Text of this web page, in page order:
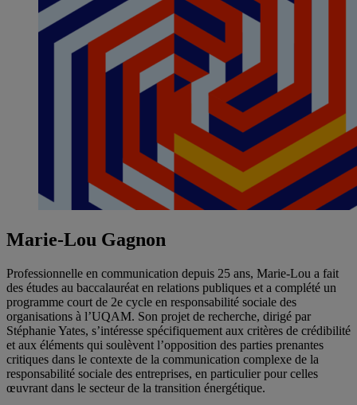
Marie-Lou Gagnon
Professionnelle en communication depuis 25 ans, Marie-Lou a fait
des études au baccalauréat en relations publiques et a complété un
programme court de 2e cycle en responsabilité sociale des
organisations à l’UQAM. Son projet de recherche, dirigé par
Stéphanie Yates, s’intéresse spécifiquement aux critères de crédibilité
et aux éléments qui soulèvent l’opposition des parties prenantes
critiques dans le contexte de la communication complexe de la
responsabilité sociale des entreprises, en particulier pour celles
œuvrant dans le secteur de la transition énergétique.